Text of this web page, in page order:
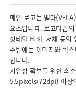
메인 로고는 벨라
요소입니다. 로고타입
형태와 비례, 서체 등의
주변에는 이미지와 텍
합니다.
시인성 확보를 위한 최
5.5pixels(72dpi) 이상